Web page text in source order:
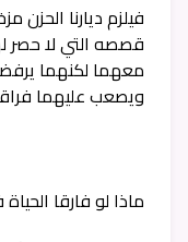
فيلزم ديارنا
قصصه التي لا حصر
معهما لكنهما
ويصعب عليهما
ماذا لو فارقا